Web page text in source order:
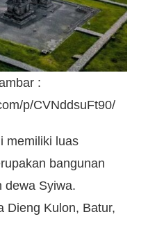
:
p/CVNddsuFt90/
memiliki luas
bangunan
dewa Syiwa.
Dieng Kulon, Batur,